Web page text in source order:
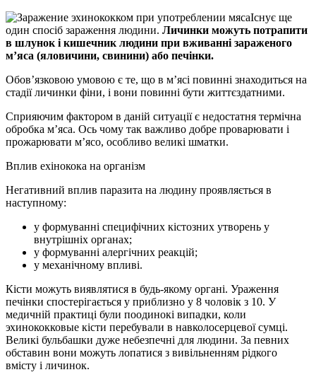
Існує ще
один спосіб зараження людини. Личинки можуть потрапити
в шлунок і кишечник людини при вживанні зараженого
м’яса (яловичини, свинини) або печінки.
Обов’язковою умовою є те, що в м’ясі повинні знаходиться на
стадії личинки фіни, і вони повинні бути життєздатними.
Сприяючим фактором в даній ситуації є недостатня термічна
обробка м’яса. Ось чому так важливо добре проварювати і
прожарювати м’ясо, особливо великі шматки.
Вплив ехінокока на організм
Негативний вплив паразита на людину проявляється в
наступному:
у формуванні специфічних кістозних утворень у
внутрішніх органах;
у формуванні алергічних реакцій;
у механічному впливі.
Кісти можуть виявлятися в будь-якому органі. Ураження
печінки спостерігається у приблизно у 8 чоловік з 10. У
медичній практиці були поодинокі випадки, коли
эхинококковые кісти перебували в навколосерцевої сумці.
Великі бульбашки дуже небезпечні для людини. За певних
обставин вони можуть лопатися з вивільненням рідкого
вмісту і личинок.